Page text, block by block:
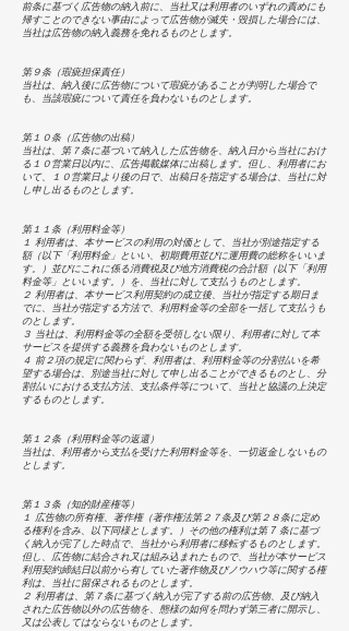
前条に基づく広告物の納入前に、当社又は利用者のいずれの責めにも
帰すことのできない事由によって広告物が滅失・毀損した場合には、
当社は広告物の納入義務を免れるものとします。
第９条（瑕疵担保責任）
当社は、納入後に広告物について瑕疵があることが判明した場合で
も、当該瑕疵について責任を負わないものとします。
第１０条（広告物の出稿）
当社は、第７条に基づいて納入した広告物を、納入日から当社におけ
る１０営業日以内に、広告掲載媒体に出稿します。但し、利用者にお
いて、１０営業日より後の日で、出稿日を指定する場合は、当社に対
し申し出るものとします。
第１１条（利用料金等）
１ 利用者は、本サービスの利用の対価として、当社が別途指定する
額（以下「利用料金」といい、初期費用並びに運用費の総称をいいま
す。）並びにこれに係る消費税及び地方消費税の合計額（以下「利用
料金等」といいます。）を、当社に対して支払うものとします。
２ 利用者は、本サービス利用契約の成立後、当社が指定する期日ま
でに、当社が指定する方法で、利用料金等の全部を一括して支払うも
のとします。
３ 当社は、利用料金等の全額を受領しない限り、利用者に対して本
サービスを提供する義務を負わないものとします。
４ 前２項の規定に関わらず、利用者は、利用料金等の分割払いを希
望する場合は、別途当社に対して申し出ることができるものとし、分
割払いにおける支払方法、支払条件等について、当社と協議の上決定
するものとします。
第１２条（利用料金等の返還）
当社は、利用者から支払を受けた利用料金等を、一切返金しないもの
とします。
第１３条（知的財産権等）
１ 広告物の所有権、著作権（著作権法第２７条及び第２８条に定め
る権利を含み、以下同様とします。）その他の権利は第 7 条に基づ
く納入が完了した時点で、当社から利用者に移転するものとします。
但し、広告物に結合され又は組み込まれたもので、当社が本サービス
利用契約締結日以前から有していた著作物及びノウハウ等に関する権
利は、当社に留保されるものとします。
２ 利用者は、第７条に基づく納入が完了する前の広告物、及び納入
された広告物以外の広告物を、態様の如何を問わず第三者に開示し、
又は公表してはならないものとします。